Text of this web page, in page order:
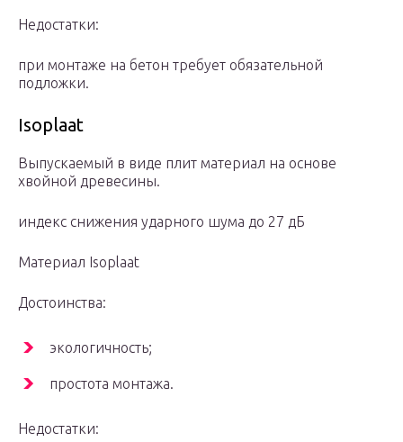
Недостатки:
при монтаже на бетон требует обязательной
подложки.
Isoplaat
Выпускаемый в виде плит материал на основе
хвойной древесины.
индекс снижения ударного шума до 27 дБ
Материал Isoplaat
Достоинства:
экологичность;
простота монтажа.
Недостатки: